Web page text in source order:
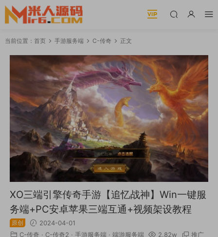
当前位置： 首页 手游服务端 C-传奇 正文
XO三端引擎传奇手游【追忆战神】Win一键服
务端+PC安卓苹果三端互通+视频架设教程
原创
2024-04-01
C-传奇 · C-传奇2 · 手游服务端 · 端游服务端 2.82w 推广